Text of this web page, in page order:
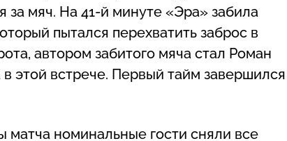
за мяч. На 41-й минуте «Эра» забила
пытался перехватить заброс в
автором забитого мяча стал Роман
этой встрече. Первый тайм завершился
матча номинальные гости сняли все